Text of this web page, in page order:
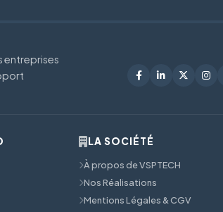
entreprises
LA SOCIÉTÉ
À propos de VSPTECH
Nos Réalisations
Mentions Légales & CGV